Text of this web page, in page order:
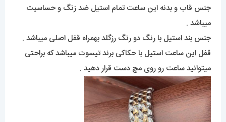
جنس قاب و بدنه این ساعت تمام استیل ضد زنگ و حساسیت
میباشد .
جنس بند استیل با رنگ دو رنگ رزگلد بهمراه قفل اصلی میباشد .
قفل این ساعت استیل با حکاکی برند تیسوت میباشد که براحتی
میتوانید ساعت رو روی مچ دست قرار دهید .